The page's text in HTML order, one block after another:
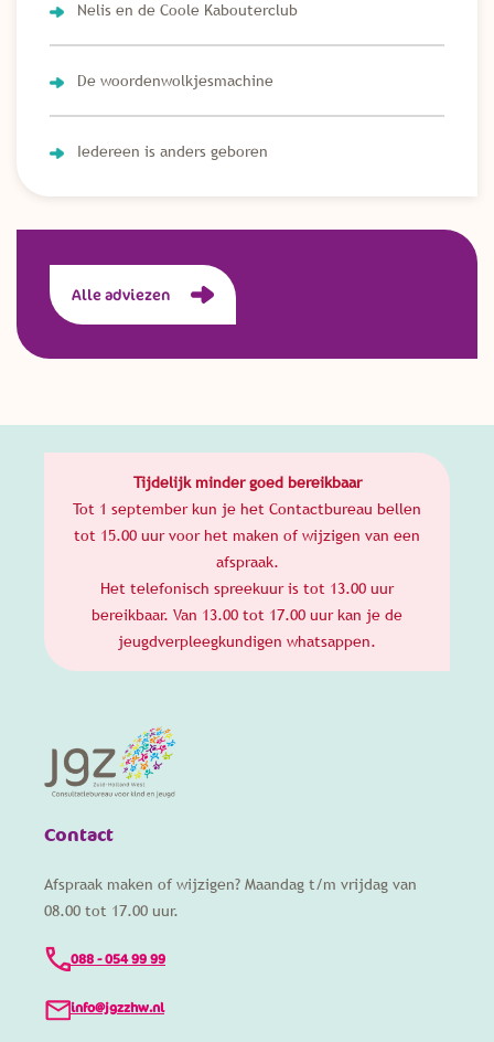
Nelis en de Coole Kabouterclub
De woordenwolkjesmachine
Iedereen is anders geboren
Alle adviezen
Tijdelijk minder goed bereikbaar
Tot 1 september kun je het Contactbureau bellen
tot 15.00 uur voor het maken of wijzigen van een
afspraak.
Het telefonisch spreekuur is tot 13.00 uur
bereikbaar. Van 13.00 tot 17.00 uur kan je de
jeugdverpleegkundigen whatsappen.
Contact
Afspraak maken of wijzigen? Maandag t/m vrijdag van
08.00 tot 17.00 uur.
088 - 054 99 99
info@jgzzhw.nl